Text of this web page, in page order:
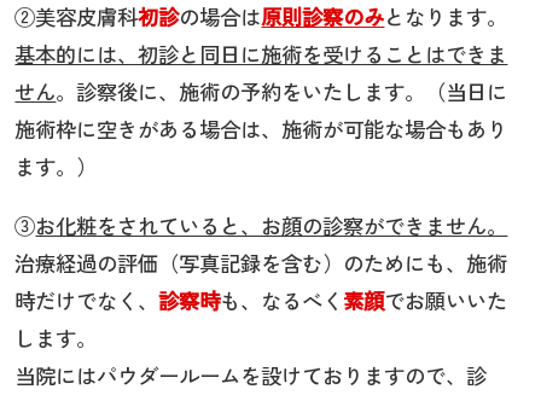
②美容皮膚科初診の場合は原則診察のみとなります。
基本的には、初診と同日に施術を受けることはできま
せん。診察後に、施術の予約をいたします。（当日に
施術枠に空きがある場合は、施術が可能な場合もあり
ます。）
③お化粧をされていると、お顔の診察ができません。
治療経過の評価（写真記録を含む）のためにも、施術
時だけでなく、診察時も、なるべく 素顔でお願いいた
します。
当院にはパウダールームを設けておりますので、診